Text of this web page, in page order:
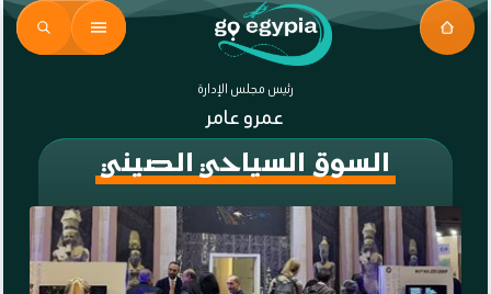
رئيس مجلس الإدارة
عمرو عامر
السوق السياحي الصيني